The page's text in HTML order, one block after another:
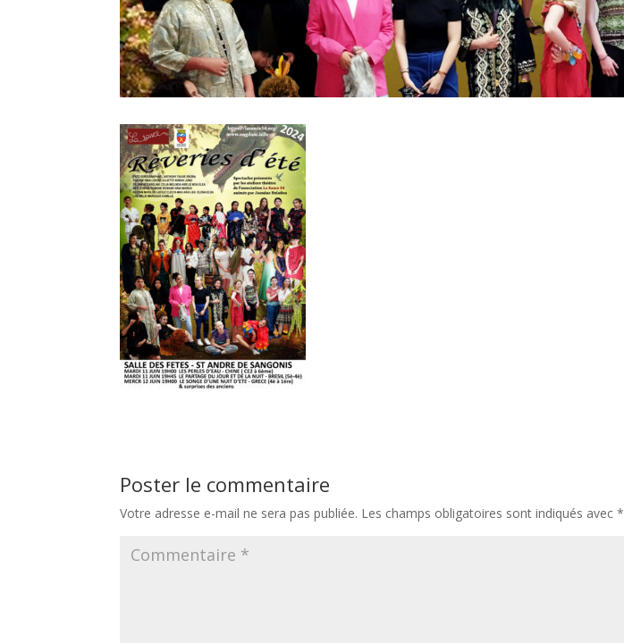
Poster le commentaire
Votre adresse e-mail ne sera pas publiée. Les champs obligatoires sont indiqués avec*